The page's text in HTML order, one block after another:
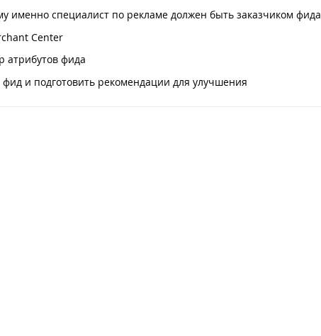
именно специалист по рекламе должен быть заказчиком фида
Center
атрибутов фида
и подготовить рекомендации для улучшения